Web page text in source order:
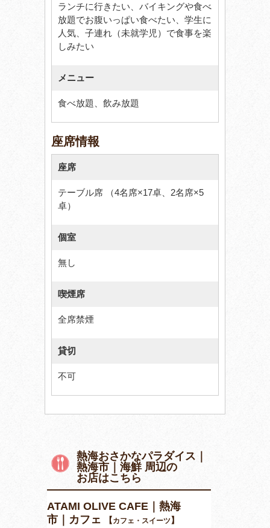
ランチに行きたい、バイキングや食べ
放題でお腹いっぱい食べたい、学生に
人気、子連れ（未就学児）で食事を楽
しみたい
メニュー
食べ放題、飲み放題
座席情報
座席
テーブル席 （4名席×17卓、2名席×5
卓）
個室
無し
喫煙席
全席禁煙
貸切
不可
熱海おさかなパラダイス｜
熱海市｜海鮮 周辺の
お店はこちら
ATAMI OLIVE CAFE｜熱海
市｜カフェ
【カフェ・スイーツ 】